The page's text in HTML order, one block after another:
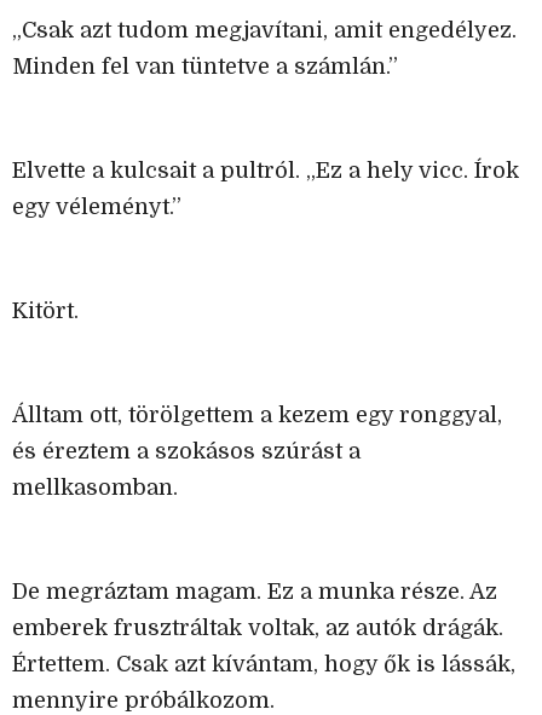
„Csak azt tudom megjavítani, amit engedélyez.
Minden fel van tüntetve a számlán.”
Elvette a kulcsait a pultról. „Ez a hely vicc. Írok
egy véleményt.”
Kitört.
Álltam ott, törölgettem a kezem egy ronggyal,
és éreztem a szokásos szúrást a
mellkasomban.
De megráztam magam. Ez a munka része. Az
emberek frusztráltak voltak, az autók drágák.
Értettem. Csak azt kívántam, hogy ők is lássák,
mennyire próbálkozom.